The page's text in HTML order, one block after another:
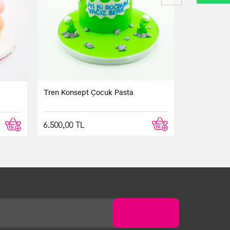
Tren Konsept Çocuk Pasta
6.500,00 TL